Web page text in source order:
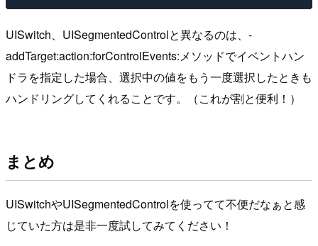
UISwitch、UISegmentedControlと異なるのは、-
addTarget:action:forControlEvents:メソッドでイベントハン
ドラを指定した場合、選択中の値をもう一度選択したときも
ハンドリングしてくれることです。（これが割と便利！）
まとめ
UISwitchやUISegmentedControlを使ってて不便だなぁと感
じていた方は是非一度試してみてください！